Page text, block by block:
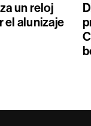
un reloj
el alunizaje